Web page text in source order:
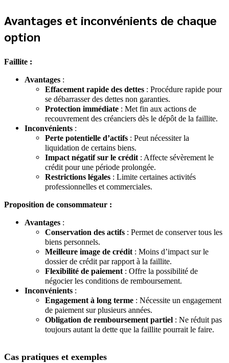
Avantages et inconvénients de chaque
option
Faillite :
Avantages :
Effacement rapide des dettes : Procédure rapide pour
se débarrasser des dettes non garanties.
Protection immédiate : Met fin aux actions de
recouvrement des créanciers dès le dépôt de la faillite.
Inconvénients :
Perte potentielle d’actifs : Peut nécessiter la
liquidation de certains biens.
Impact négatif sur le crédit : Affecte sévèrement le
crédit pour une période prolongée.
Restrictions légales : Limite certaines activités
professionnelles et commerciales.
Proposition de consommateur :
Avantages :
Conservation des actifs : Permet de conserver tous les
biens personnels.
Meilleure image de crédit : Moins d’impact sur le
dossier de crédit par rapport à la faillite.
Flexibilité de paiement : Offre la possibilité de
négocier les conditions de remboursement.
Inconvénients :
Engagement à long terme : Nécessite un engagement
de paiement sur plusieurs années.
Obligation de remboursement partiel : Ne réduit pas
toujours autant la dette que la faillite pourrait le faire.
Cas pratiques et exemples